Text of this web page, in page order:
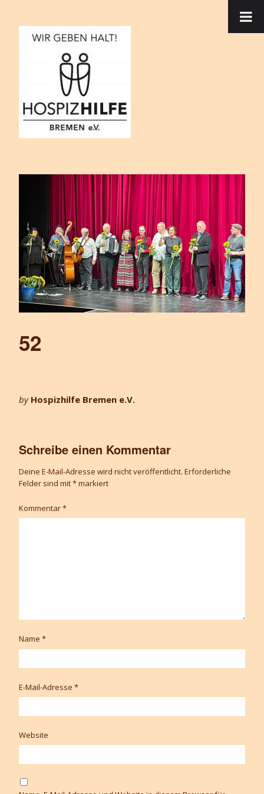
52
by Hospizhilfe Bremen e.V.
Schreibe einen Kommentar
Deine E-Mail-Adresse wird nicht veröffentlicht. Erforderliche
Felder sind mit*markiert
Kommentar*
Name *
E-Mail-Adresse *
Website